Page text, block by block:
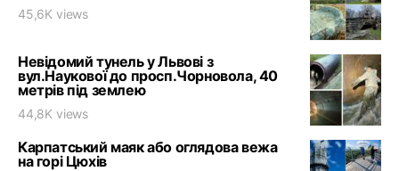
45,6K views
Невідомий тунель у Львові з
вул.Наукової до просп.Чорновола, 40
метрів під землею
44,8K views
Карпатський маяк або оглядова вежа
на горі Цюхів